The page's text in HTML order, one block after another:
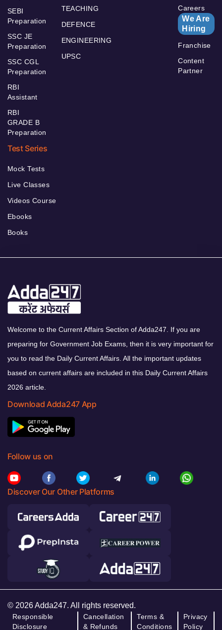
SEBI
Preparation
SSC JE
Preparation
SSC CGL
Preparation
RBI
Assistant
RBI
GRADE B
Preparation
TEACHING
DEFENCE
ENGINEERING
UPSC
Careers
We Are
Hiring
Franchise
Content
Partner
Test Series
Mock Tests
Live Classes
Videos Course
Ebooks
Books
Welcome to the Current Affairs Section of Adda247. If you are
preparing for Government Job Exams, then it is very important for
you to read the Daily Current Affairs. All the important updates
based on current affairs are included in this Daily Current Affairs
2026 article.
Download Adda247 App
Follow us on
Discover Our Other Platforms
© 2026 Adda247. All rights reserved.
Responsible
Disclosure
Cancellation
& Refunds
Terms &
Conditions
Privacy
Policy